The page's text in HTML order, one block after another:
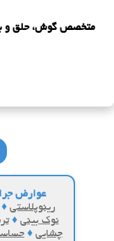
متخصص گوش، حلق و
عوارض
رینوپلاستی ♦
نوک بینی ♦
چشایی ♦